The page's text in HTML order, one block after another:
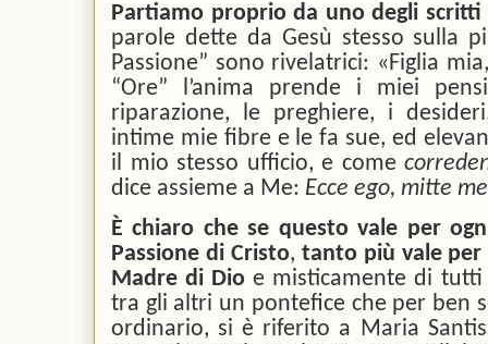
Partiamo proprio da uno degli scritti
parole dette da Gesù stesso sulla
Passione” sono rivelatrici: «Figlia
“Ore” l’anima prende i miei
riparazione, le preghiere, i
intime mie fibre e le fa sue, ed
il mio stesso ufficio, e come
dice assieme a Me: Ecce ego, mitte me
È chiaro che se questo vale per
Passione di Cristo, tanto più vale
Madre di Dio e misticamente di tutti
tra gli altri un pontefice che per ben
ordinario, si è riferito a Maria